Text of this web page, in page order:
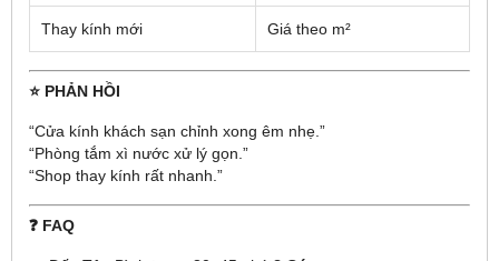
Thay kính mới Giá theo m²
⭐ PHẢN HỒI
“Cửa kính khách sạn chỉnh xong êm nhẹ.”
“Phòng tắm xì nước xử lý gọn.”
“Shop thay kính rất nhanh.”
❓ FAQ